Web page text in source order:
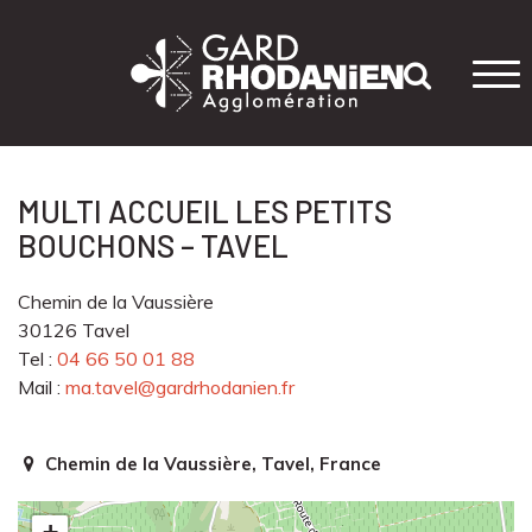
MULTI ACCUEIL LES PETITS
BOUCHONS – TAVEL
Chemin de la Vaussière
30126 Tavel
Tel : 04 66 50 01 88
Mail : ma.tavel@gardrhodanien.fr
Chemin de la Vaussière, Tavel, France